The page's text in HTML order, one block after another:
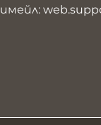
имейл: